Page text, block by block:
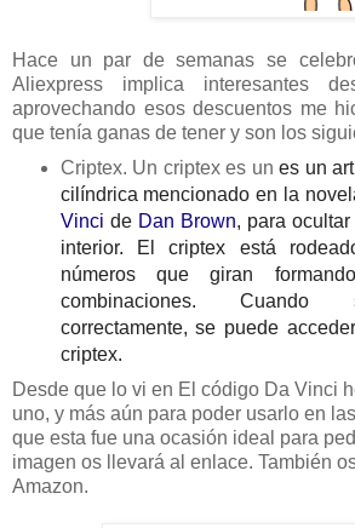
Hace un par de semanas se
Aliexpress implica interesantes
aprovechando esos descuentos me
que tenía ganas de tener y son los
Criptex. Un criptex es unes un
cilíndrica mencionado en la
Vinci de Dan Brown, para
interior.
El criptex está
números que giran
combinaciones.
correctamente, se puede
criptex.
Desde que lo vi en El código Da Vinci
uno, y más aún para poder usarlo en
que esta fue una ocasión ideal para
imagen os llevará al enlace. También
Amazon.